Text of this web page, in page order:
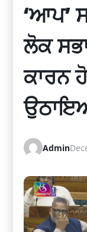
‘ਆਪ’
ਲੋਕ
ਕਾਰਨ
Admin